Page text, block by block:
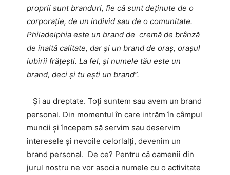
proprii sunt branduri, fie că sunt deținute de o
corporație, de un individ sau de o comunitate.
Philadelphia este un brand de cremă de brânză
de înaltă calitate, dar și un brand de oraș, orașul
iubirii frățești. La fel, și numele tău este un
brand, deci și tu ești un brand”.
Și au dreptate. Toți suntem sau avem un brand
personal. Din momentul în care intrăm în câmpul
muncii și începem să servim sau deservim
interesele și nevoile celorlalți, devenim un
brand personal. De ce? Pentru că oamenii din
jurul nostru ne vor asocia numele cu o activitate